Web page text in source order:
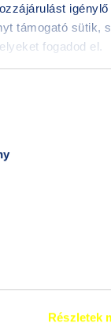
támogató sütik,
fogadod el.
Részletek
Bejelentkezés